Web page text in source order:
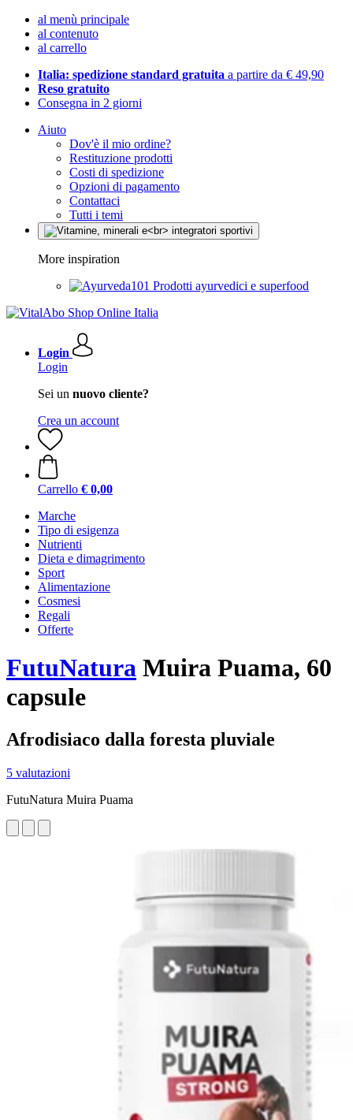
al menù principale
al contenuto
al carrello
Italia: spedizione standard gratuita a partire da € 49,90
Reso gratuito
Consegna in 2 giorni
Aiuto
Dov'è il mio ordine?
Restituzione prodotti
Costi di spedizione
Opzioni di pagamento
Contattaci
Tutti i temi
More inspiration
Prodotti ayurvedici e superfood
Login
Login
Sei un nuovo cliente?
Crea un account
Carrello € 0,00
Marche
Tipo di esigenza
Nutrienti
Dieta e dimagrimento
Sport
Alimentazione
Cosmesi
Regali
Offerte
FutuNatura Muira Puama, 60
capsule
Afrodisiaco dalla foresta pluviale
5 valutazioni
FutuNatura Muira Puama